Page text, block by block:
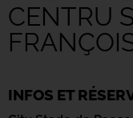
CENTRU
INFOS ET